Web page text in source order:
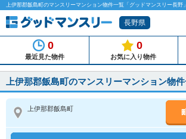
上伊那郡飯島町のマンスリーマンション物件一覧「グッドマンスリー長野」
長野県
0
最近見た物件
0
お気に入り物件
上伊那郡飯島町のマンスリーマンション物
上伊那郡飯島町